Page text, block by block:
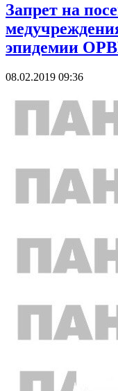
Запрет на
эпидемии
08.02.2019 09:36